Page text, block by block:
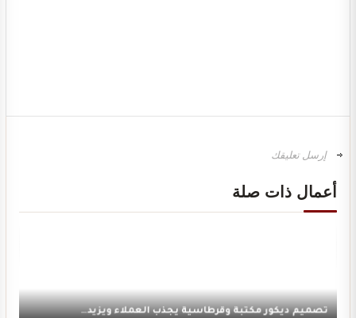
أعمال ذات صلة
تصميم ديكور مكتبة وقرطاسية يجذب العملاء ويزيد…